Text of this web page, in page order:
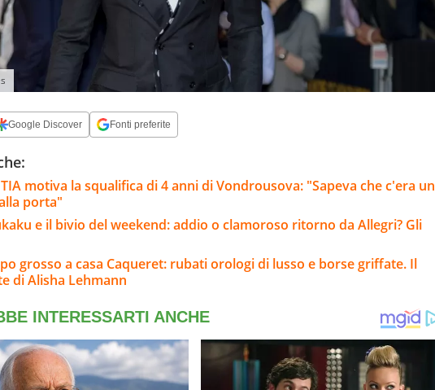
Google Discover Fonti preferite
motiva la squalifica di 4 anni di Vondrousova: "Sapeva che c'era un
porta"
e il bivio del weekend: addio o clamoroso ritorno da Allegri? Gli
grosso a casa Caqueret: rubati orologi di lusso e borse griffate. Il
di Alisha Lehmann